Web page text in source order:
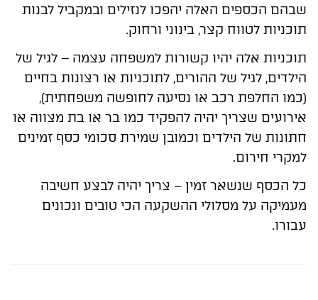
שבהם הכספים האלה יהפכו לנזילים ובמקביל לבנות
תוכניות לטווח קצר, בינוני ורחוק.
תוכניות אלה יהיו קשורות למשפחה עצמה – לגיל של
הילדים, לגיל של ההורים, לתוכניות או רצונות בחיים
(כמו החלפת רכב או נסיעה לחופשה משפחתית),
אירועים שצריך יהיה להפקיד כמו בר או בת מצווה או
חתונות של הילדים וכמובן שמירת סכומי כסף זמינים
למקרי חירום.
כל הכסף שנשאר זמין – צריך יהיה לבצע חשיבה
מעמיקה על מסלולי ההשקעה הכי טובים ונכונים
עבורו.